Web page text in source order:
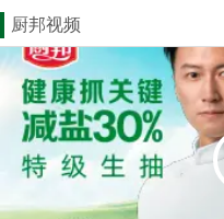
厨邦视频